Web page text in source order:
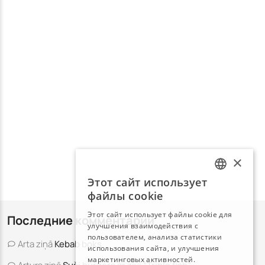
Последние комментарии
ArtaziņāKebab boks
×
Этот сайт использует
файлы cookie
Этот сайт использует файлы cookie для
улучшения взаимодействия с
пользователем, анализа статистики
использования сайта, и улучшения
маркетинговых активностей.